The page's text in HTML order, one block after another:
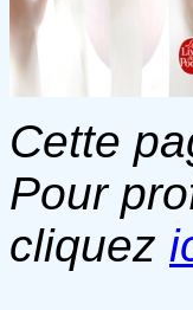
Cette
Pour
cliquez